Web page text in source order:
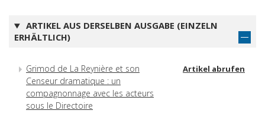
ARTIKEL AUS DERSELBEN AUSGABE (EINZELN
ERHÄLTLICH)
Grimod de La Reynière et son
Censeur dramatique : un
compagnonnage avec les acteurs
sous le Directoire
Artikel abrufen